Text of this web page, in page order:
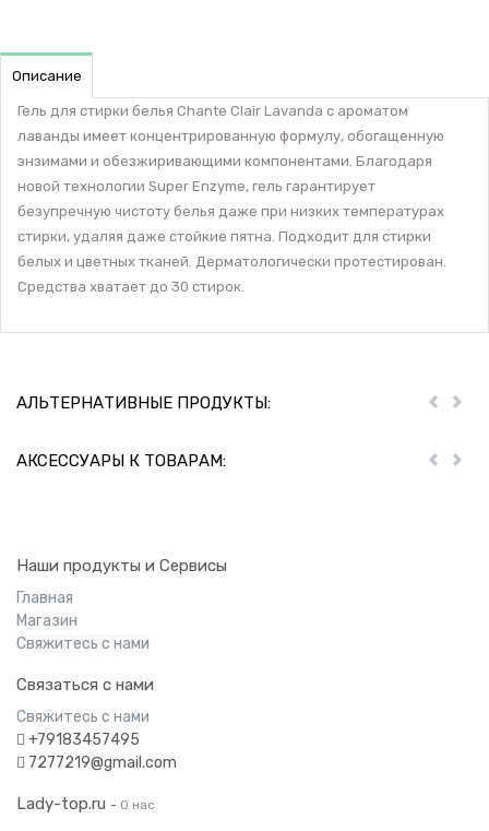
Описание
Гель для стирки белья Chante Clair Lavanda с ароматом
лаванды имеет концентрированную формулу, обогащенную
энзимами и обезжиривающими компонентами. Благодаря
новой технологии Super Enzyme, гель гарантирует
безупречную чистоту белья даже при низких температурах
стирки, удаляя даже стойкие пятна. Подходит для стирки
белых и цветных тканей. Дерматологически протестирован.
Средства хватает до 30 стирок.
АЛЬТЕРНАТИВНЫЕ ПРОДУКТЫ: Пред
АКСЕССУАРЫ К ТОВАРАМ: Пред
Наши продукты и Сервисы
Главная
Магазин
Свяжитесь с нами
Связаться с нами
Свяжитесь с нами
+79183457495
7277219@gmail.com
Lady-top.ru - О нас